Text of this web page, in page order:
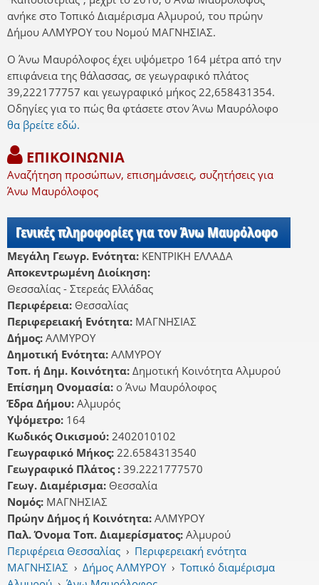
ανήκε στο Τοπικό Διαμέρισμα Αλμυρού, του πρώην
Δήμου ΑΛΜΥΡΟΥ του Νομού ΜΑΓΝΗΣΙΑΣ.
Ο Άνω Μαυρόλοφος έχει υψόμετρο 164 μέτρα από την
επιφάνεια της θάλασσας, σε γεωγραφικό πλάτος
39,222177757 και γεωγραφικό μήκος 22,658431354.
Οδηγίες για το πώς θα φτάσετε στον Άνω Μαυρόλοφο
θα βρείτε εδώ.
ΕΠΙΚΟΙΝΩΝΙΑ
Αναζήτηση προσώπων, επισημάνσεις, συζητήσεις για
Άνω Μαυρόλοφος
Γενικές πληροφορίες για τον Άνω Μαυρόλοφο
Μεγάλη Γεωγρ. Ενότητα: ΚΕΝΤΡΙΚΗ ΕΛΛΑΔΑ
Αποκεντρωμένη Διοίκηση:
Θεσσαλίας - Στερεάς Ελλάδας
Περιφέρεια: Θεσσαλίας
Περιφερειακή Ενότητα: ΜΑΓΝΗΣΙΑΣ
Δήμος: ΑΛΜΥΡΟΥ
Δημοτική Ενότητα: ΑΛΜΥΡΟΥ
Τοπ. ή Δημ. Κοινότητα: Δημοτική Κοινότητα Αλμυρού
Επίσημη Ονομασία: ο Άνω Μαυρόλοφος
Έδρα Δήμου: Αλμυρός
Υψόμετρο: 164
Κωδικός Οικισμού: 2402010102
Γεωγραφικό Μήκος: 22.6584313540
Γεωγραφικό Πλάτος : 39.2221777570
Γεωγ. Διαμέρισμα: Θεσσαλία
Νομός: ΜΑΓΝΗΣΙΑΣ
Πρώην Δήμος ή Κοινότητα: ΑΛΜΥΡΟΥ
Παλ. Όνομα Τοπ. Διαμερίσματος: Αλμυρού
Περιφέρεια Θεσσαλίας › Περιφερειακή ενότητα
ΜΑΓΝΗΣΙΑΣ › Δήμος ΑΛΜΥΡΟΥ › Τοπικό διαμέρισμα